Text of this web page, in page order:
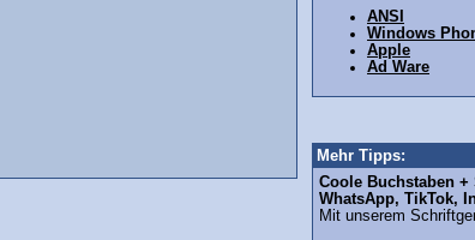
ANSI
Windows
Apple
Ad Ware
Mehr Tipps:
Coole Buchstaben
WhatsApp, TikTok,
Mit unserem